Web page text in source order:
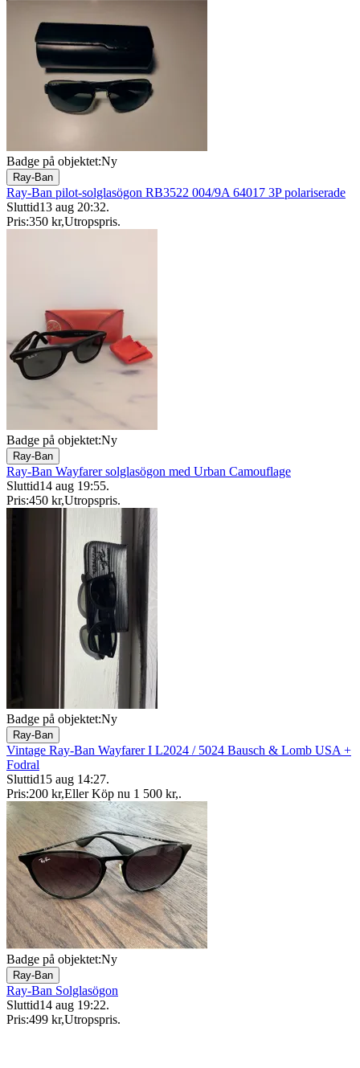
Badge på objektet:Ny
Ray-Ban
Ray-Ban pilot-solglasögon RB3522 004/9A 64017 3P polariserade
Sluttid13 aug 20:32.
Pris:350 kr,Utropspris.
Badge på objektet:Ny
Ray-Ban
Ray-Ban Wayfarer solglasögon med Urban Camouflage
Sluttid14 aug 19:55.
Pris:450 kr,Utropspris.
Badge på objektet:Ny
Ray-Ban
Vintage Ray-Ban Wayfarer I L2024 / 5024 Bausch & Lomb USA +
Fodral
Sluttid15 aug 14:27.
Pris:200 kr,Eller Köp nu 1 500 kr,.
Badge på objektet:Ny
Ray-Ban
Ray-Ban Solglasögon
Sluttid14 aug 19:22.
Pris:499 kr,Utropspris.